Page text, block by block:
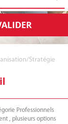
Stratégie
Professionnels
, plusieurs options